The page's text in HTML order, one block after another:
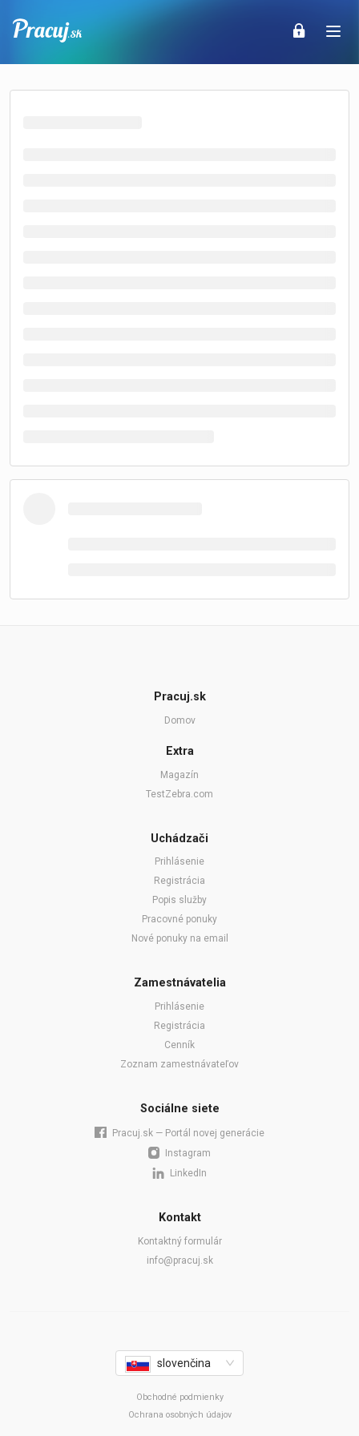
Pracuj.sk
Domov
Extra
Magazín
TestZebra.com
Uchádzači
Prihlásenie
Registrácia
Popis služby
Pracovné ponuky
Nové ponuky na email
Zamestnávatelia
Prihlásenie
Registrácia
Cenník
Zoznam zamestnávateľov
Sociálne siete
Pracuj.sk — Portál novej generácie
Instagram
LinkedIn
Kontakt
Kontaktný formulár
info@pracuj.sk
slovenčina
Obchodné podmienky
Ochrana osobných údajov